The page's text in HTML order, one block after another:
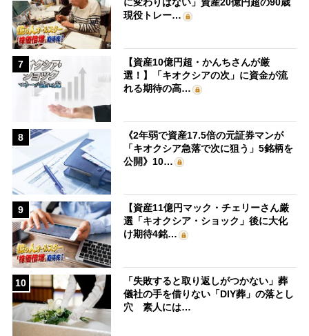
に変わりはない」資産20億円超の90歳
現役トレー…
7
【資産10億円超・かんちさんが厳
選！】「キオクシアの次」に資金が流
れる期待の高…
8
《2年弱で資産17.5倍の元証券マンが
「キオクシア急落で次に狙う」5銘柄を
公開》10…
9
【資産11億円マック・チェリーさん厳
選「キオクシア・ショック」後に大化
け期待4銘…
10
「失敗すると取り返しがつかない」葬
儀社の手を借りない「DIY葬」の落とし
穴 素人には…